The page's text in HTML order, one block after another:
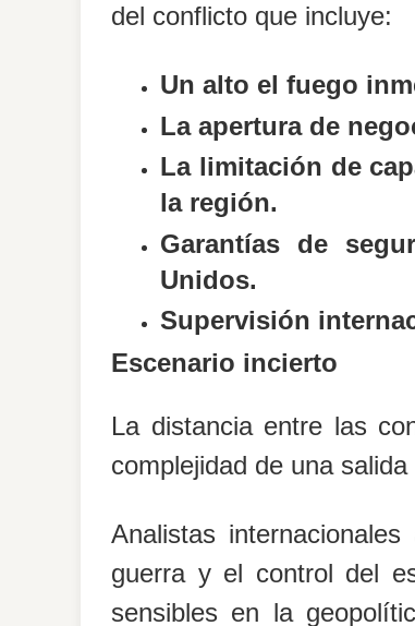
del conflicto que incluye:
Un alto el fuego
La apertura de
La limitación de
la región.
Garantías de
Unidos.
Supervisión
Escenario incierto
La distancia entre las
complejidad de una
Analistas
guerra y el control del
sensibles en la